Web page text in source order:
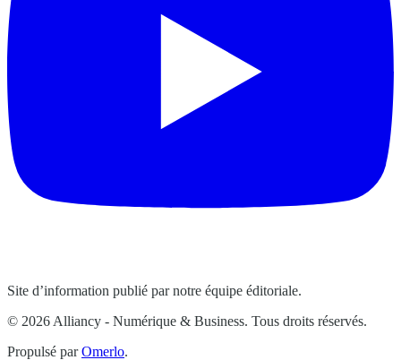
Site d’information publié par notre équipe éditoriale.
© 2026 Alliancy - Numérique & Business. Tous droits réservés.
Propulsé parOmerlo.